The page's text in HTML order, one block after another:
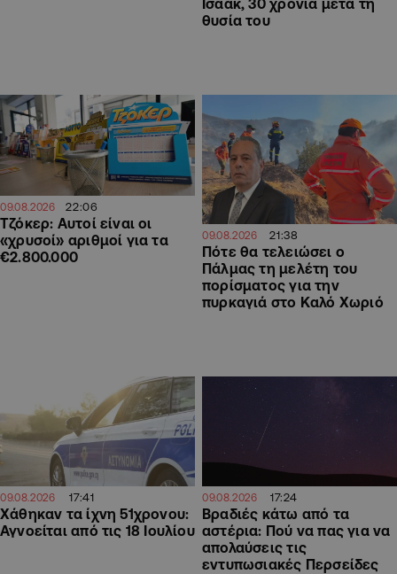
θυσία του
09.08.2026 22:06
Τζόκερ: Αυτοί είναι οι
«χρυσοί» αριθμοί για τα
€2.800.000
09.08.2026 21:38
Πότε θα τελειώσει ο
Πάλμας τη μελέτη του
πορίσματος για την
πυρκαγιά στο Καλό Χωριό
09.08.2026 17:41
Χάθηκαν τα ίχνη 51χρονου:
Αγνοείται από τις 18 Ιουλίου
09.08.2026 17:24
Βραδιές κάτω από τα
αστέρια: Πού να πας για να
απολαύσεις τις
εντυπωσιακές Περσείδες